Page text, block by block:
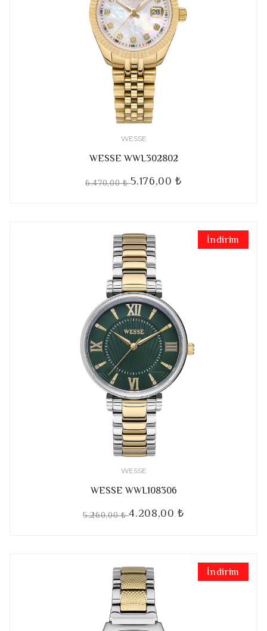
WESSE
WESSE WWL302802
6.470,00 ₺5.176,00 ₺
İndirim
WESSE
WESSE WWL108306
5.260,00 ₺4.208,00 ₺
İndirim